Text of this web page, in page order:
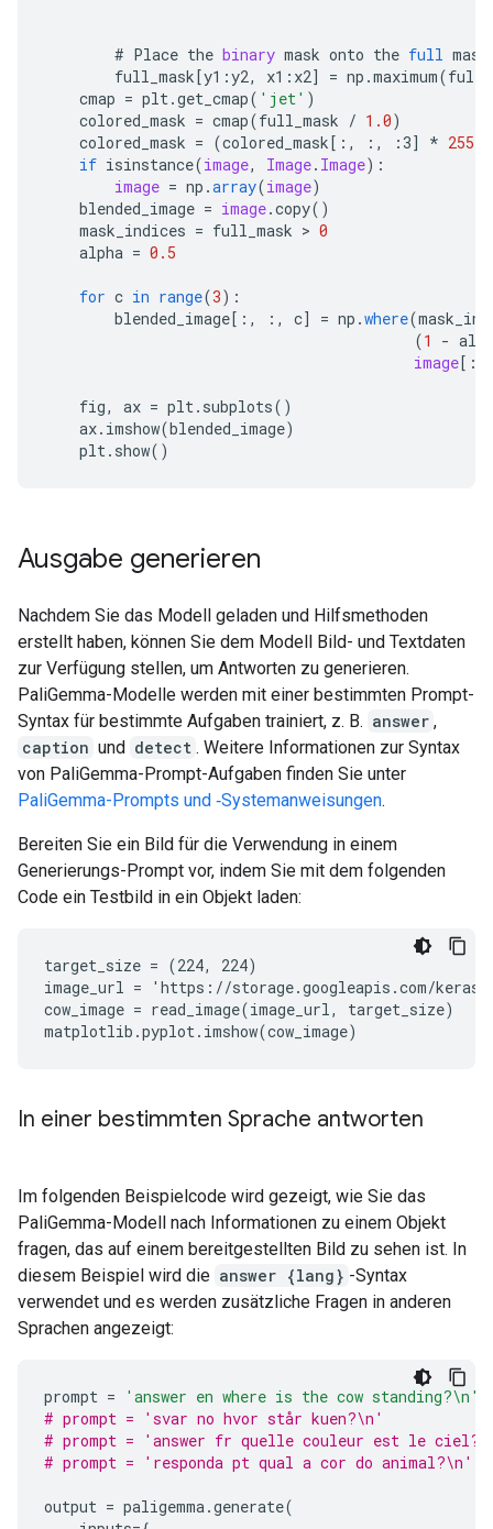
# Place the binary mask onto the full mask
full_mask[y1:y2, x1:x2] = np .maximum(
cmap = plt.get_cmap( 'jet' )
colored_mask = cmap(full_mask / 1.0)
colored_mask = (colored_mask[ :, :, :3] * 255
if isinstance(image, Image. Image) :
image = np .array(image)
blended_image = image.copy()
mask_indices = full_mask > 0
alpha = 0.5
for c in range(3) :
blended_image[ :, :, c] = np .where(
(1 -
image[ :,
fig, ax = plt. subplots()
ax. imshow(blended_image)
plt. show()
Ausgabe generieren
Nachdem Sie das Modell geladen und Hilfsmethoden
erstellt haben, können Sie dem Modell Bild- und Textdaten
zur Verfügung stellen, um Antworten zu generieren.
PaliGemma-Modelle werden mit einer bestimmten Prompt-
Syntax für bestimmte Aufgaben trainiert, z. B. answer ,
caption und detect . Weitere Informationen zur Syntax
von PaliGemma-Prompt-Aufgaben finden Sie unter
PaliGemma-Prompts und ‑Systemanweisungen.
Bereiten Sie ein Bild für die Verwendung in einem
Generierungs-Prompt vor, indem Sie mit dem folgenden
Code ein Testbild in ein Objekt laden:
target_size = (224, 224)
image_url = 'https://storage.googleapis.com/keras-
cow_image = read_image(image_url, target_size)
In einer bestimmten Sprache antworten
Im folgenden Beispielcode wird gezeigt, wie Sie das
PaliGemma-Modell nach Informationen zu einem Objekt
fragen, das auf einem bereitgestellten Bild zu sehen ist. In
diesem Beispiel wird die answer {lang} -Syntax
verwendet und es werden zusätzliche Fragen in anderen
Sprachen angezeigt:
prompt = 'answer en where is the cow standing?\n '
# prompt = 'svar no hvor står kuen?\n'
# prompt = 'answer fr quelle couleur est le
# prompt = 'responda pt qual a cor do animal?\n'
output = paligemma.generate(